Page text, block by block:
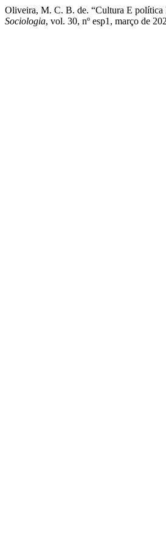
Oliveira, M. C. B. de. “Cultura E política
Sociologia, vol. 30, nº esp1, março de